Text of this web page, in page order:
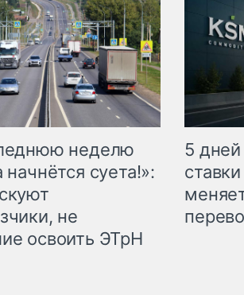
неделю
начнётся суета!»:
не
освоить ЭТрН
5